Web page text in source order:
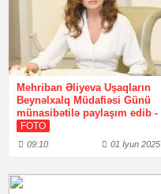
Mehriban Əliyeva Uşaqların
Beynəlxalq Müdafiəsi Günü
münasibətilə paylaşım edib -
FOTO
09:10 01 İyun 2025